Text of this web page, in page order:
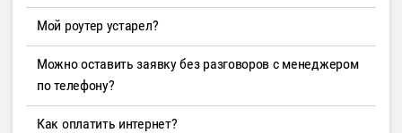
Мой роутер устарел?
Можно оставить заявку без разговоров с менеджером
по телефону?
Как оплатить интернет?